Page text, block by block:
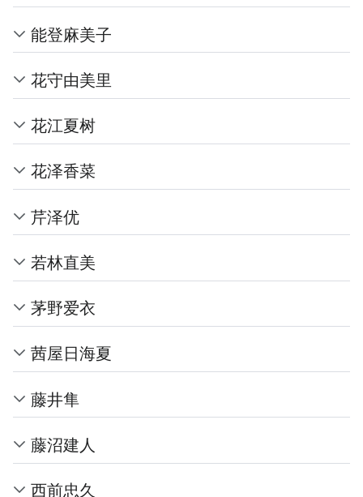
能登麻美子
花守由美里
花江夏树
花泽香菜
芹泽优
若林直美
茅野爱衣
茜屋日海夏
藤井隼
藤沼建人
西前忠久